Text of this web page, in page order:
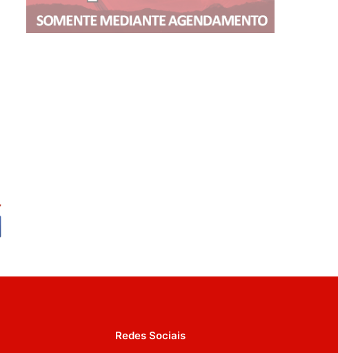
Redes Sociais